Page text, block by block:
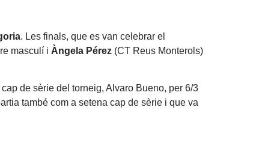
. Les finals, que es van celebrar el
masculí i Àngela Pérez (CT Reus Monterols)
de sèrie del torneig, Alvaro Bueno, per 6/3
també com a setena cap de sèrie i que va